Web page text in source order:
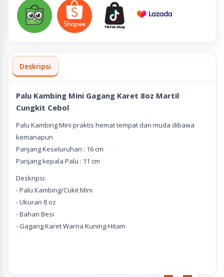
Deskripsi
Palu Kambing Mini Gagang Karet 8oz Martil
Cungkit Cebol
Palu Kambing Mini praktis hemat tempat dan muda dibawa
kemanapun
Panjang Keseluruhan : 16 cm
Panjang kepala Palu : 11 cm
Deskripsi:
- Palu Kambing/Cukit Mini
- Ukuran 8 oz
- Bahan Besi
- Gagang Karet Warna Kuning-Hitam